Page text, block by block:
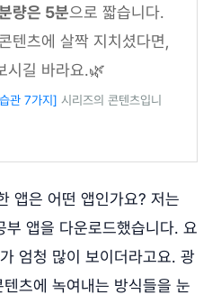
량은 5분으로 짧습니다.
텐츠에 살짝 지치셨다면,
시길 바라요.🌿
관 7가지] 시리즈의 콘텐츠입니
앱은 어떤 앱인가요? 저는
앱을 다운로드했습니다. 요
엄청 많이 보이더라고요. 광
츠에 녹여내는 방식들을 눈